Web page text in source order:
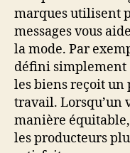
marques utilisent
messages vous
la mode. Par
défini simplement
les biens reçoit
travail. Lorsqu’un
manière
les producteurs